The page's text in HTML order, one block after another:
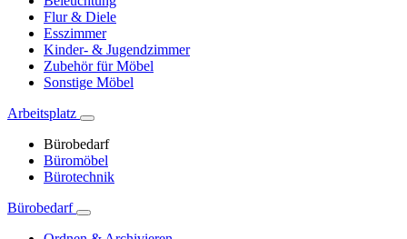
Flur & Diele
Esszimmer
Kinder- & Jugendzimmer
Zubehör für Möbel
Sonstige Möbel
Arbeitsplatz
Bürobedarf
Büromöbel
Bürotechnik
Bürobedarf